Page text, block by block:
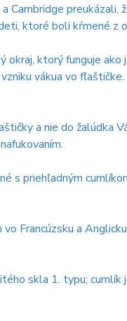
Cambridge
ktoré boli kŕmené z
ktorý funguje
vákua vo
a nie do žalúdka
s priehľadným
Francúzsku a Anglicku
skla 1. typu;